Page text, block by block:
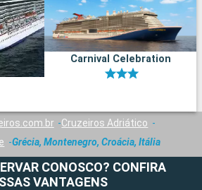
Carnival Celebration
Cruzeiros Adriático
Grécia, Montenegro, Croácia, Itália
CONOSCO? CONFIRA
VANTAGENS